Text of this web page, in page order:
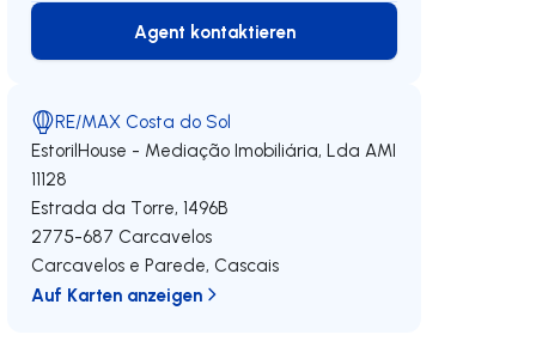
Agent kontaktieren
Agent kontaktieren
RE/MAX Costa do Sol
EstorilHouse - Mediação Imobiliária, Lda AMI
11128
Estrada da Torre, 1496B
2775-687 Carcavelos
Carcavelos e Parede, Cascais
Auf Karten anzeigen